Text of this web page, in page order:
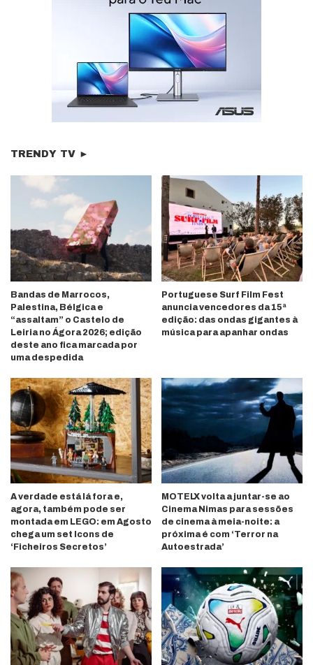
TRENDY TV ►
Bandas de Marrocos,
Palestina, Bélgica e
“assaltam” o Castelo de
Leiria no Ágora 2026; edição
deste ano fica marcada por
uma despedida
Portuguese Surf Film Fest
anuncia vencedores da 15ª
edição: das ondas gigantes à
música para apanhar ondas
A verdade está lá fora e,
agora, também pode ser
montada em LEGO: em Agosto
chega um set Icons de
‘Ficheiros Secretos’
MOTELX volta a juntar-se ao
Cinema Nimas para sessões
de cinema à meia-noite: a
próxima é com ‘Terror na
Autoestrada’